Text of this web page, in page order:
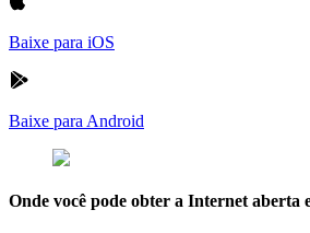
Baixe para iOS
Baixe para Android
Onde você pode obter a Internet aberta